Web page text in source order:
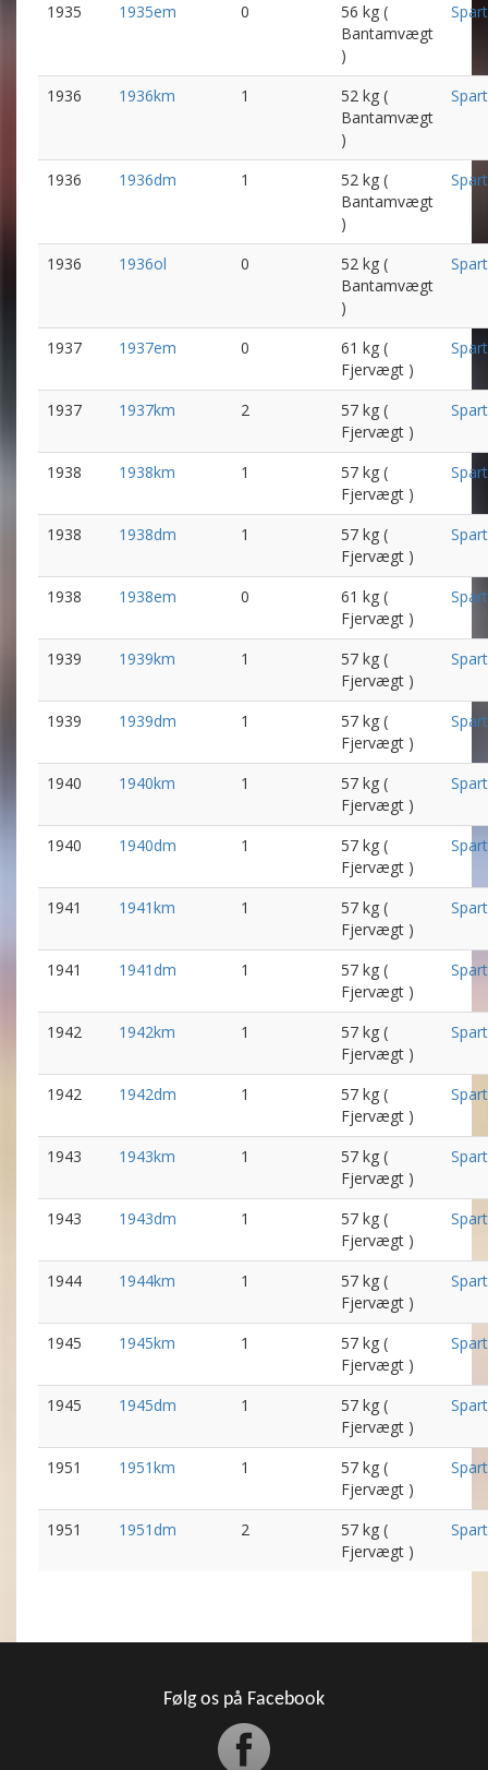
1935 1935em 0
56 kg (
Bantamvægt
)
1936 1936km 1
52 kg (
Bantamvægt
)
1936 1936dm 1
52 kg (
Bantamvægt
)
1936 1936ol 0
52 kg (
Bantamvægt
)
1937 1937em 0
61 kg (
Fjervægt )
1937 1937km 2
57 kg (
Fjervægt )
1938 1938km 1
57 kg (
Fjervægt )
1938 1938dm 1
57 kg (
Fjervægt )
1938 1938em 0
61 kg (
Fjervægt )
1939 1939km 1
57 kg (
Fjervægt )
1939 1939dm 1
57 kg (
Fjervægt )
1940 1940km 1
57 kg (
Fjervægt )
1940 1940dm 1
57 kg (
Fjervægt )
1941 1941km 1
57 kg (
Fjervægt )
1941 1941dm 1
57 kg (
Fjervægt )
1942 1942km 1
57 kg (
Fjervægt )
1942 1942dm 1
57 kg (
Fjervægt )
1943 1943km 1
57 kg (
Fjervægt )
1943 1943dm 1
57 kg (
Fjervægt )
1944 1944km 1
57 kg (
Fjervægt )
1945 1945km 1
57 kg (
Fjervægt )
1945 1945dm 1
57 kg (
Fjervægt )
1951 1951km 1
57 kg (
Fjervægt )
1951 1951dm 2
57 kg (
Fjervægt )
Følg os på Facebook